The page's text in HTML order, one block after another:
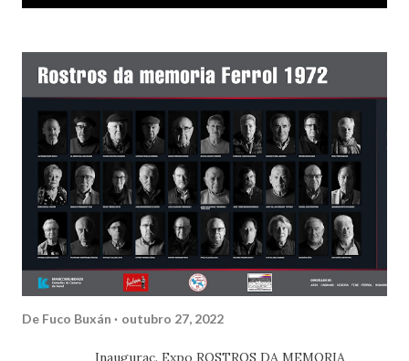
De Fuco Buxán outubro 27, 2022
Inaugurac. Expo ROSTROS DA MEMORIA